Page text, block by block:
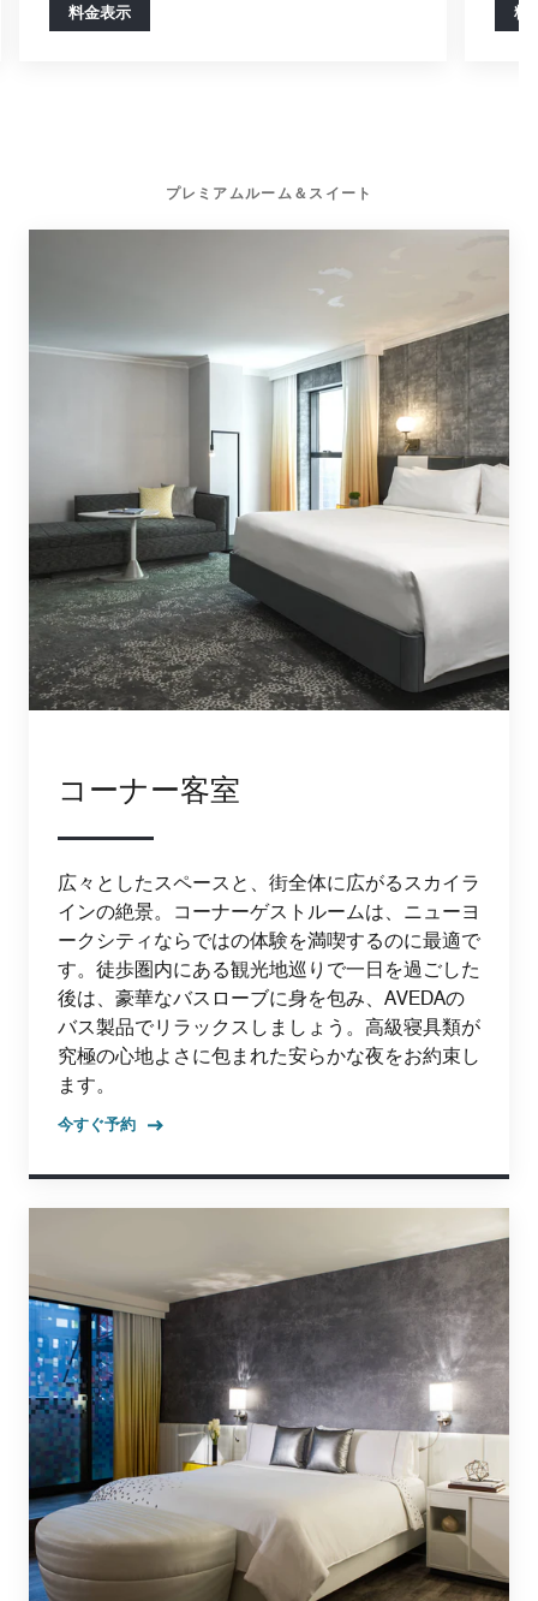
料金表示 料
プレミアムルーム＆スイート
コーナー客室
広々としたスペースと、街全体に広がるスカイラ
インの絶景。コーナーゲストルームは、ニューヨ
ークシティならではの体験を満喫するのに最適で
す。徒歩圏内にある観光地巡りで一日を過ごした
後は、豪華なバスローブに身を包み、AVEDAの
バス製品でリラックスしましょう。高級寝具類が
究極の心地よさに包まれた安らかな夜をお約束し
ます。
今すぐ予約